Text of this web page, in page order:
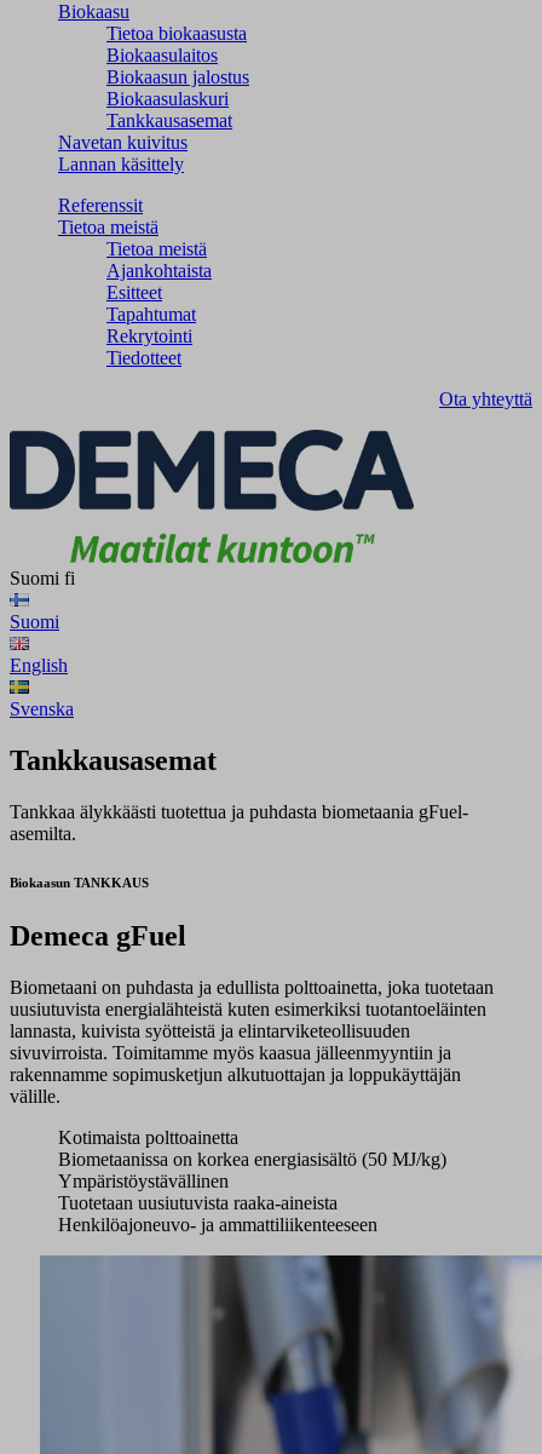
Biokaasu
Tietoa biokaasusta
Biokaasulaitos
Biokaasun jalostus
Biokaasulaskuri
Tankkausasemat
Navetan kuivitus
Lannan käsittely
Referenssit
Tietoa meistä
Tietoa meistä
Ajankohtaista
Esitteet
Tapahtumat
Rekrytointi
Tiedotteet
Ota yhteyttä
Suomi fi
Suomi
English
Svenska
Tankkausasemat
Tankkaa älykkäästi tuotettua ja puhdasta biometaania gFuel-
asemilta.
Biokaasun TANKKAUS
Demeca gFuel
Biometaani on puhdasta ja edullista polttoainetta, joka tuotetaan
uusiutuvista energialähteistä kuten esimerkiksi tuotantoeläinten
lannasta, kuivista syötteistä ja elintarviketeollisuuden
sivuvirroista. Toimitamme myös kaasua jälleenmyyntiin ja
rakennamme sopimusketjun alkutuottajan ja loppukäyttäjän
välille.
Kotimaista polttoainetta
Biometaanissa on korkea energiasisältö (50 MJ/kg)
Ympäristöystävällinen
Tuotetaan uusiutuvista raaka-aineista
Henkilöajoneuvo- ja ammattiliikenteeseen